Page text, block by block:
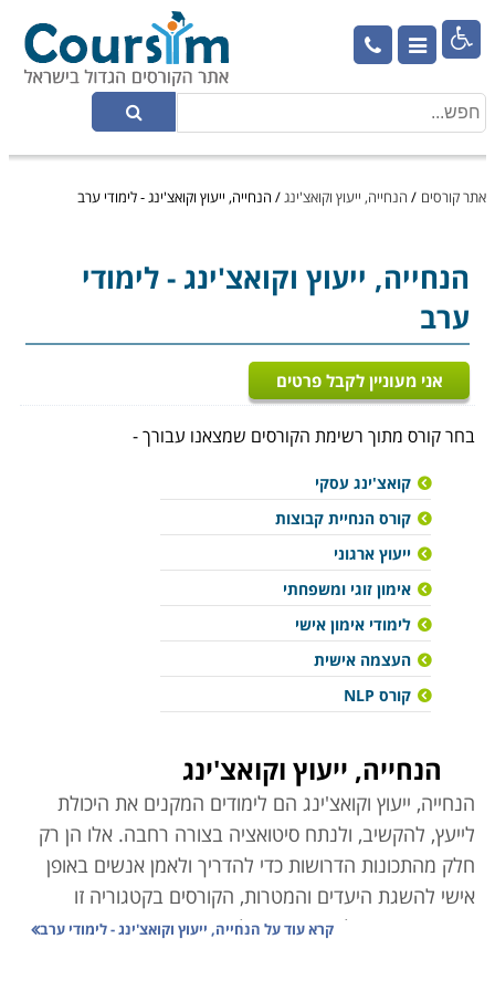

אתר קורסים / הנחייה, ייעוץ וקואצ'ינג/ הנחייה, ייעוץ וקואצ'ינג - לימודי ערב
הנחייה, ייעוץ וקואצ'ינג - לימודי
ערב
אני מעוניין לקבל פרטים
בחר קורס מתוך רשימת הקורסים שמצאנו עבורך -
קואצ'ינג עסקי
קורס הנחיית קבוצות
ייעוץ ארגוני
אימון זוגי ומשפחתי
לימודי אימון אישי
העצמה אישית
קורס NLP
הנחייה, ייעוץ וקואצ'ינג
הנחייה, ייעוץ וקואצ'ינג הם לימודים המקנים את היכולת
לייעץ, להקשיב, ולנתח סיטואציה בצורה רחבה. אלו הן רק
חלק מהתכונות הדרושות כדי להדריך ולאמן אנשים באופן
אישי להשגת היעדים והמטרות, הקורסים בקטגוריה זו
מעניקים את הכלים הדרושים לשם יצירת השינוי הפנימי
קרא עוד על הנחייה, ייעוץ וקואצ'ינג - לימודי ערב